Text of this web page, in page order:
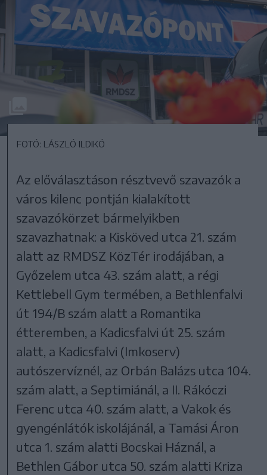
FOTÓ: LÁSZLÓ ILDIKÓ
Az előválasztáson résztvevő szavazók a
város kilenc pontján kialakított
szavazókörzet bármelyikben
szavazhatnak: a Kisköved utca 21. szám
alatt az RMDSZ KözTér irodájában, a
Győzelem utca 43. szám alatt, a régi
Kettlebell Gym termében, a Bethlenfalvi
út 194/B szám alatt a Romantika
étteremben, a Kadicsfalvi út 25. szám
alatt, a Kadicsfalvi (Imkoserv)
autószervíznél, az Orbán Balázs utca 104.
szám alatt, a Septimiánál, a II. Rákóczi
Ferenc utca 40. szám alatt, a Vakok és
gyengénlátók iskolájánál, a Tamási Áron
utca 1. szám alatti Bocskai Háznál, a
Bethlen Gábor utca 50. szám alatti Kriza